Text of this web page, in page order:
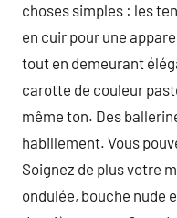
choses simples : les
en cuir pour une
tout en demeurant
carotte de couleur
même ton. Des
habillement. Vous
Soignez de plus votre
ondulée, bouche nude